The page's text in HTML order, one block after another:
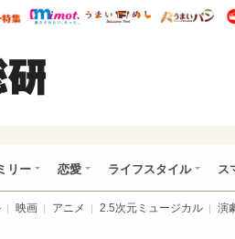
* ウレぴあ総研 ディズニー特集
mimot. うまいめし
リー 恋愛 ライフスタイル ス
映画 アニメ 2.5次元ミュージカル 演